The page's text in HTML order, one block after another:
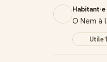
O Nem à
Utile1